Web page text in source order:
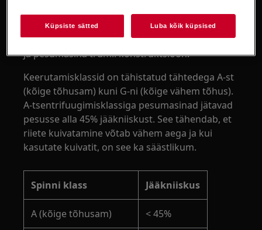
Tsentrifuugimisklass pesumasinas – seda
mõjutavad tsentrifuugimise kiirus, selle pikkus
ja pesumasina trumli konstruktsioon.
Keerutamisklassid on tähistatud tähtedega A-st
(kõige tõhusam) kuni G-ni (kõige vähem tõhus).
A-tsentrifuugimisklassiga pesumasinad jätavad
pesusse alla 45% jääkniiskust. See tähendab, et
riiete kuivatamine võtab vähem aega ja kui
kasutate kuivatit, on see ka säästlikum.
Spinni klass Jääkniiskus
A (kõige tõhusam) < 45%
Küpsiste sätted Luba kõik küpsised